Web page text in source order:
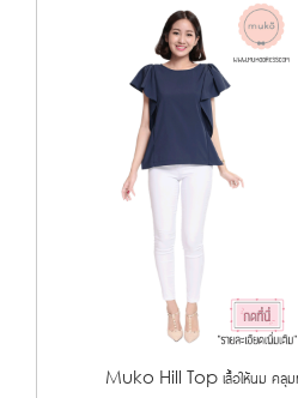
Muko Hill Top เสื้อให้นม คลุ